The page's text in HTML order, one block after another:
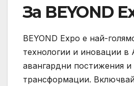
За BEYOND
BEYOND Expo е най-
технологии и иновации в
авангардни постижения
трансформации.